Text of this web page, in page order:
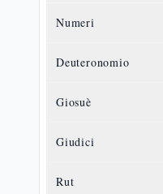
Numeri
Deuteronomio
Giosuè
Giudici
Rut